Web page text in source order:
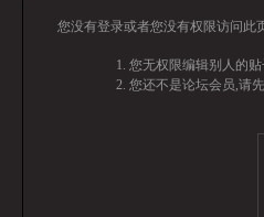
您没有登录或者您没有权限访问此
您无权限编辑别人的
您还不是论坛会员,请